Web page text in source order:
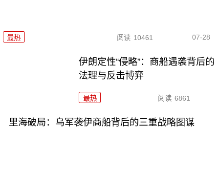
最热 阅读 10461 07-28
伊朗定性“侵略”：商船遇袭背后的
法理与反击博弈
最热 阅读 6861
里海破局：乌军袭伊商船背后的三重战略图谋